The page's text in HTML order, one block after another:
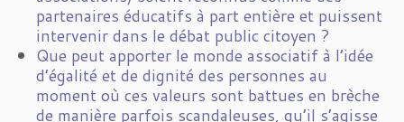
partenaires éducatifs à part entière et puissent
intervenir dans le débat public citoyen ?
Que peut apporter le monde associatif à l’idée
d’égalité et de dignité des personnes au
moment où ces valeurs sont battues en brèche
de manière parfois scandaleuses, qu’il s’agisse